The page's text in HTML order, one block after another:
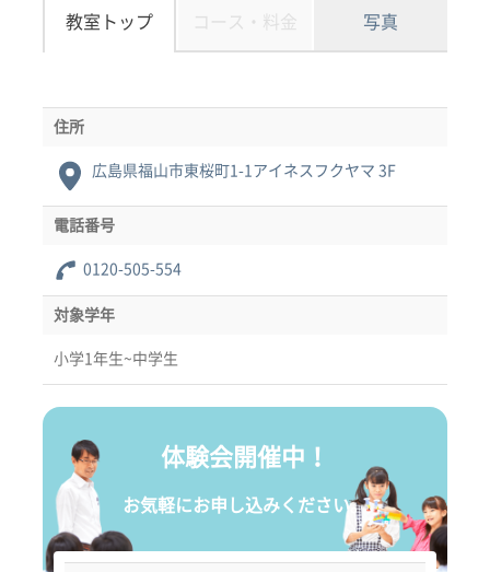
教室トップ コース・料金 写真
住所
広島県福山市東桜町1-1アイネスフクヤマ 3F
電話番号
0120-505-554
対象学年
小学1年生~中学生
体験会開催中！
お気軽にお申し込みください。